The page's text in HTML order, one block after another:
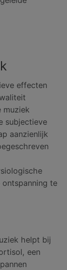
effecten
muziek
subjectieve
aanzienlijk
te
helpt bij
een